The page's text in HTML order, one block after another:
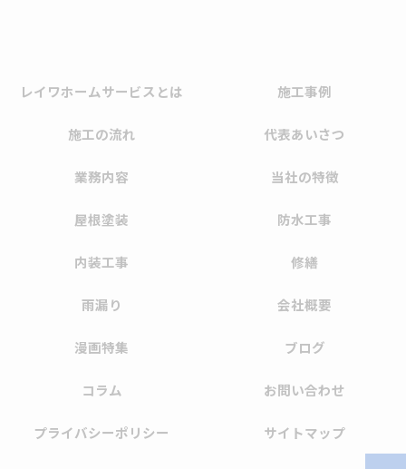
レイワホームサービスとは 施工事例
施工の流れ 代表あいさつ
業務内容 当社の特徴
屋根塗装 防水工事
内装工事 修繕
雨漏り 会社概要
漫画特集 ブログ
コラム お問い合わせ
プライバシーポリシー サイトマップ